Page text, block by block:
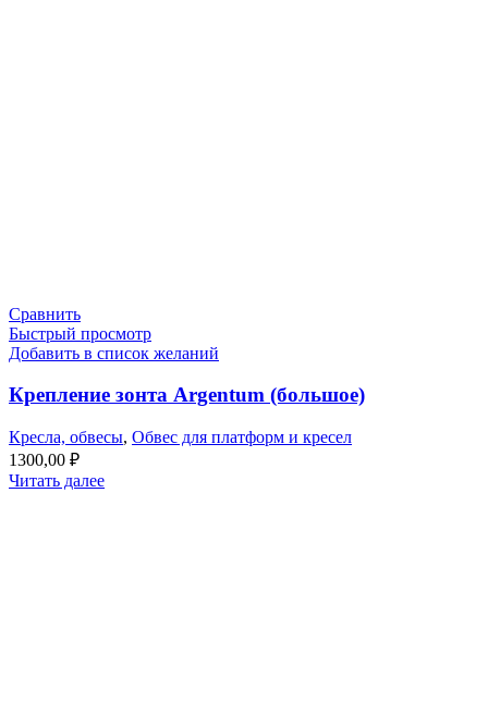
Сравнить
Быстрый просмотр
Добавить в список желаний
Крепление зонта Argentum (большое)
Кресла, обвесы, Обвес для платформ и кресел
1300,00 ₽
Читать далее